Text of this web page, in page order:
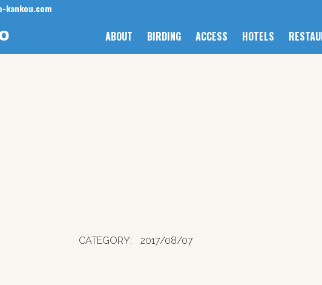
kankou.com
ABOUT BIRDING ACCESS HOTELS
CATEGORY: 2017/08/07